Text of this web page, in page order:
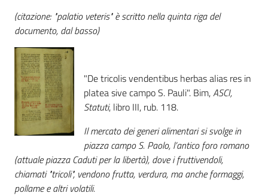
on line
Eventi
Chiedi al
bibliotecario
Avvisi
(citazione: "palatio veteris" è scritto nella quinta riga del
documento, dal basso)
"De tricolis vendentibus herbas alias res in
platea sive campo S. Pauli". Bim,ASCI,
Statuti, libro III, rub. 118.
Il mercato dei generi alimentari si svolge in
piazza campo S. Paolo, l’antico foro romano
(attuale piazza Caduti per la libertà), dove i fruttivendoli,
chiamati "tricoli", vendono frutta, verdura, ma anche formaggi,
pollame e altri volatili.